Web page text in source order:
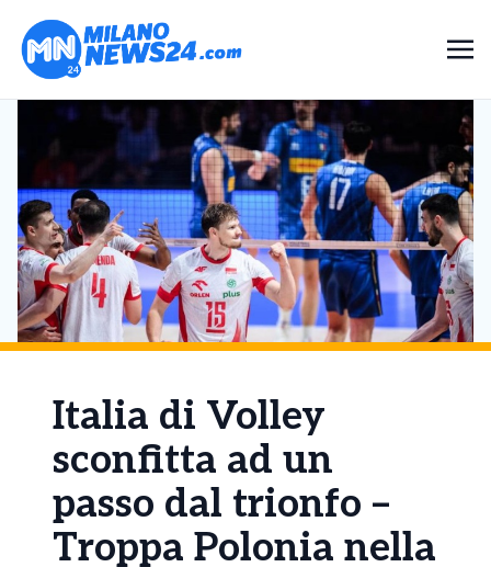
Italia di Volley
sconfitta ad un
passo dal trionfo –
Troppa Polonia nella